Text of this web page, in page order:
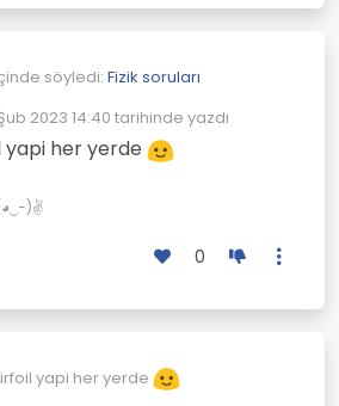
söyledi: Fizik soruları
imam benim anlamadigim sey
esen ruzgar nasil oluyorda
hızı katlıyor.
2023 14:40 tarihinde yazdı
düzenleyen:
yapi her yerde
)✌
0
yapi her yerde